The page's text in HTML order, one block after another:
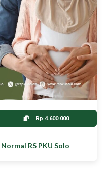
Rp.4.600.000
RS PKU Solo